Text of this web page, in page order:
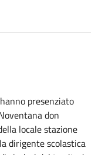
presenziato
don
locale stazione
dirigente scolastica